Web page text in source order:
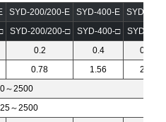
SYD-200/200-E SYD-400-E SYD-750-E
SYD-200/200-□ SYD-400-□ SYD-750-□
0.2 0.4 0.75
0.78 1.56 2.92
0～2500
～2500